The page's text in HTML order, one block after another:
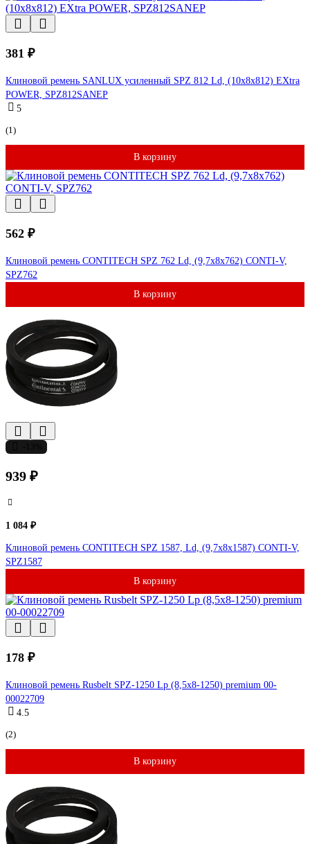
381 ₽
Клиновой ремень SANLUX усиленный SPZ 812 Ld, (10x8x812) EXtra
POWER, SPZ812SANEP
5
(1)
В корзину
562 ₽
Клиновой ремень CONTITECH SPZ 762 Ld, (9,7x8x762) CONTI-V,
SPZ762
В корзину
939 ₽
1 084 ₽
Клиновой ремень CONTITECH SPZ 1587, Ld, (9,7x8x1587) CONTI-V,
SPZ1587
В корзину
178 ₽
Клиновой ремень Rusbelt SPZ-1250 Lp (8,5х8-1250) premium 00-
00022709
4.5
(2)
В корзину